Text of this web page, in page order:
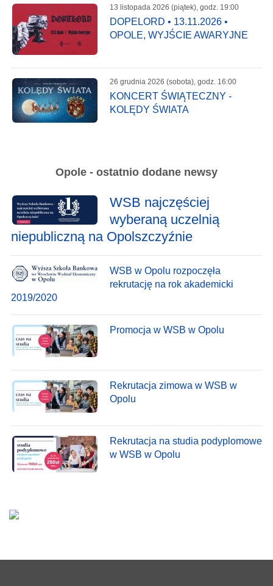
13 listopada 2026 (piątek), godz. 19:00
DOPELORD • 13.11.2026 •
OPOLE, WYJŚCIE AWARYJNE
26 grudnia 2026 (sobota), godz. 16:00
KONCERT ŚWIĄTECZNY -
KOLĘDY ŚWIATA
Opole - ostatnio dodane newsy
WSB najczęściej
wyberaną uczelnią
niepubliczną na Opolszczyźnie
WSB w Opolu rozpoczęła
rekrutację na rok akademicki
2019/2020
Promocja w WSB w Opolu
Rekrutacja zimowa w WSB w
Opolu
Rekrutacja na studia podyplomowe
w WSB w Opolu